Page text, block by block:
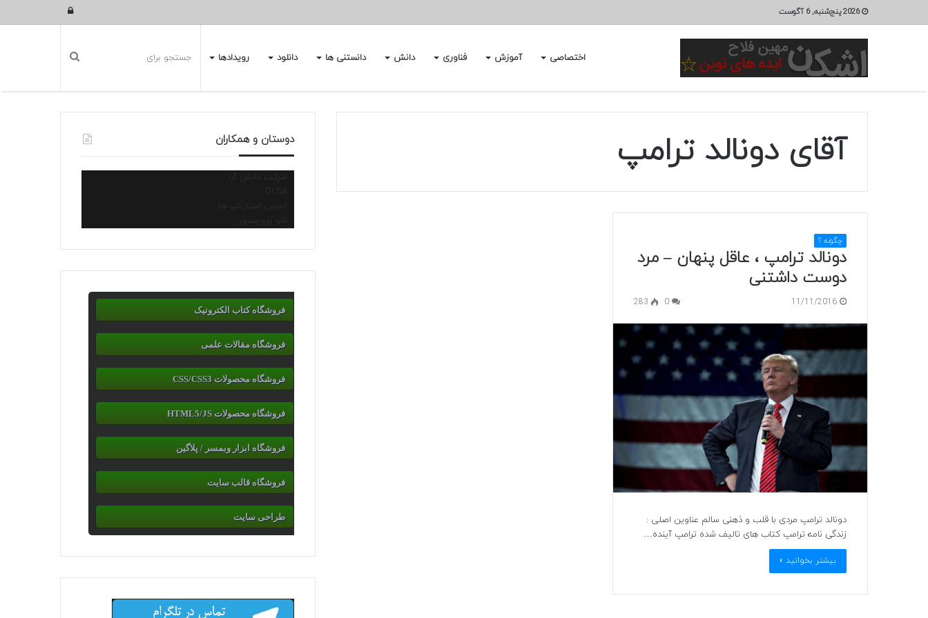
2026 پنج‌شنبه, 6 آگوست ورود
اختصاصی آموزش فناوری دانش دانستنی ها دانلود رویدادها
آقای دونالد ترامپ
چگونه ؟
دونالد ترامپ ، عاقل پنهان – مرد
دوست داشتنی
11/11/2016
0
283
دونالد ترامپ مردی با قلب و ذهنی سالم عناوین اصلی :
زندگی نامه ترامپ کتاب های تالیف شده ترامپ آینده…
بیشتر بخوانید »
دوستان و همکاران
شرکت دانش آرا
انجمن استارتاپ ها
نانو پروسسور
فروشگاه کتاب الکترونیک
فروشگاه مقالات علمی
فروشگاه محصولات CSS/CSS3
فروشگاه محصولات HTML5/JS
فروشگاه ابزار وبمسر / پلاگین
فروشگاه قالب سایت
طراحی سایت